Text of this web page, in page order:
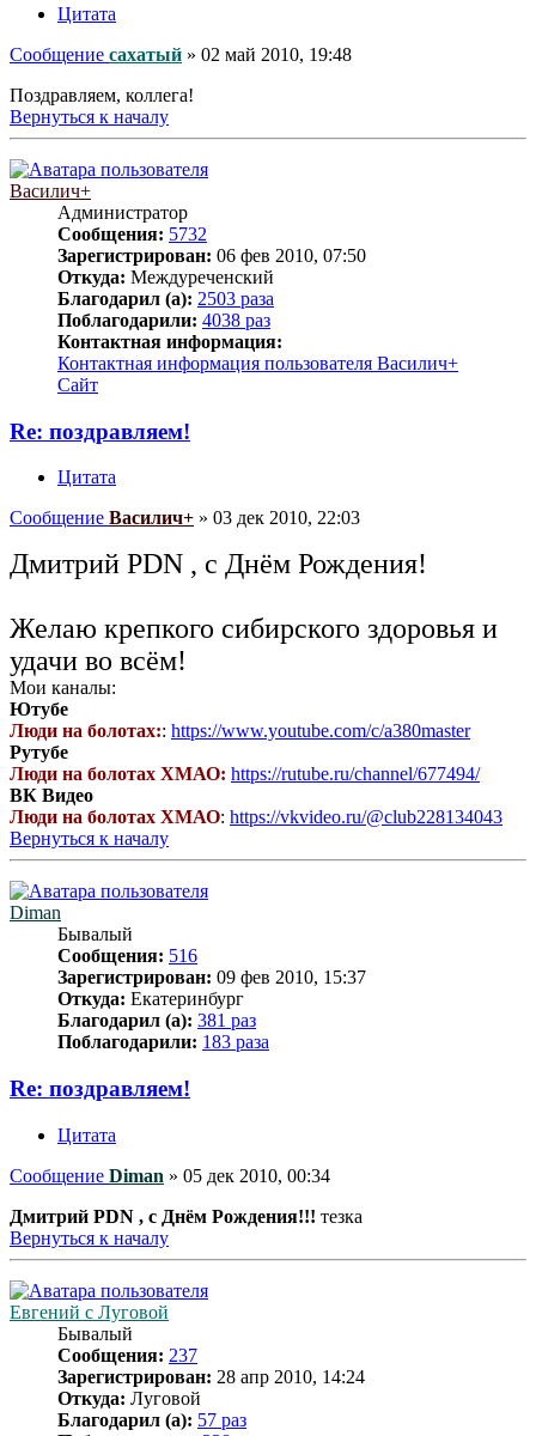
Цитата
Сообщение сахатый » 02 май 2010, 19:48
Поздравляем, коллега!
Вернуться к началу
Василич+
Администратор
Сообщения: 5732
Зарегистрирован: 06 фев 2010, 07:50
Откуда: Междуреченский
Благодарил (а): 2503 раза
Поблагодарили: 4038 раз
Контактная информация:
Контактная информация пользователя Василич+
Сайт
Re: поздравляем!
Цитата
Сообщение Василич+ » 03 дек 2010, 22:03
Дмитрий PDN , с Днём Рождения!
Желаю крепкого сибирского здоровья и
удачи во всём!
Мои каналы:
Ютубе
Люди на болотах:: https://www.youtube.com/c/a380master
Рутубе
Люди на болотах ХМАО: https://rutube.ru/channel/677494/
ВК Видео
Люди на болотах ХМАО: https://vkvideo.ru/@club228134043
Вернуться к началу
Diman
Бывалый
Сообщения: 516
Зарегистрирован: 09 фев 2010, 15:37
Откуда: Екатеринбург
Благодарил (а): 381 раз
Поблагодарили: 183 раза
Re: поздравляем!
Цитата
Сообщение Diman » 05 дек 2010, 00:34
Дмитрий PDN , с Днём Рождения!!! тезка
Вернуться к началу
Евгений с Луговой
Бывалый
Сообщения: 237
Зарегистрирован: 28 апр 2010, 14:24
Откуда: Луговой
Благодарил (а): 57 раз